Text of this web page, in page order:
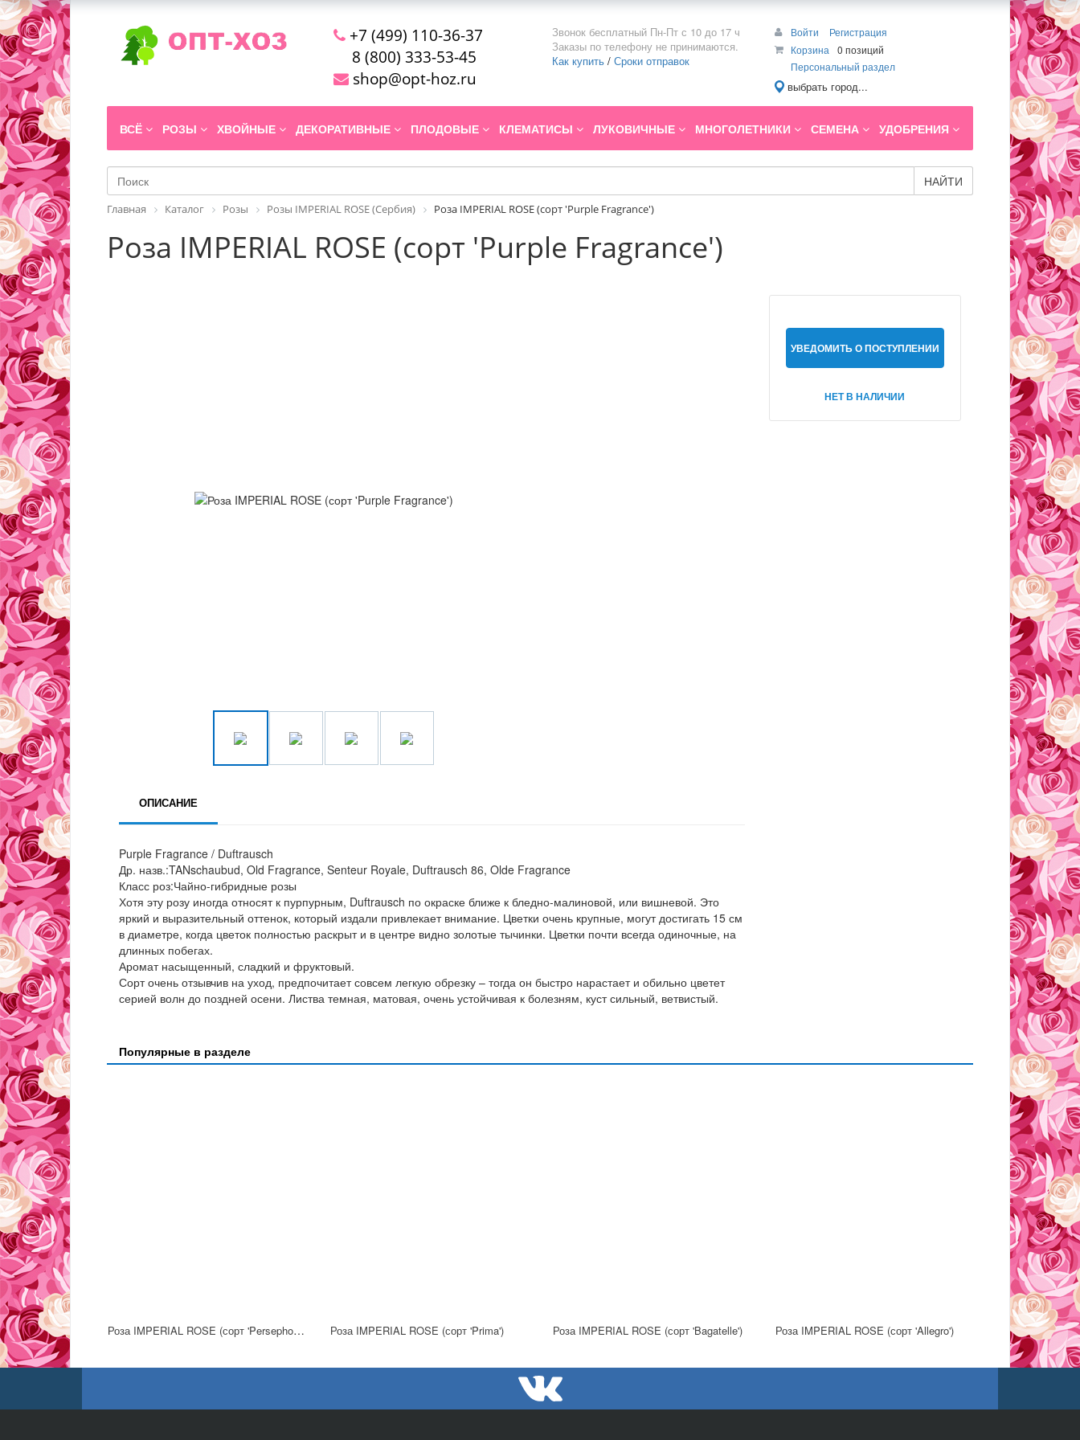
+7 (499) 110-36-37
8 (800) 333-53-45
shop@opt-hoz.ru
Звонок бесплатный Пн-Пт с 10 до 17 ч
Заказы по телефону не принимаются.
Как купить / Сроки отправок
Войти
Регистрация
Корзина
0 позиций
Персональный раздел
выбрать город...
ВСЁ РОЗЫ ХВОЙНЫЕ ДЕКОРАТИВНЫЕ ПЛОДОВЫЕ КЛЕМАТИСЫ ЛУКОВИЧНЫЕ МНОГОЛЕТНИКИ СЕМЕНА УДОБРЕНИЯ
НАЙТИ
Главная Каталог Розы Розы IMPERIAL ROSE (Сербия) Роза IMPERIAL ROSE (сорт 'Purple Fragrance')
Роза IMPERIAL ROSE (сорт 'Purple Fragrance')
УВЕДОМИТЬ О ПОСТУПЛЕНИИ
НЕТ В НАЛИЧИИ
ОПИСАНИЕ
Purple Fragrance / Duftrausch
Др. назв.:TANschaubud, Old Fragrance, Senteur Royale, Duftrausch 86, Olde Fragrance
Класс роз:Чайно-гибридные розы
Хотя эту розу иногда относят к пурпурным, Duftrausch по окраске ближе к бледно-малиновой, или вишневой. Это
яркий и выразительный оттенок, который издали привлекает внимание. Цветки очень крупные, могут достигать 15 см
в диаметре, когда цветок полностью раскрыт и в центре видно золотые тычинки. Цветки почти всегда одиночные, на
длинных побегах.
Аромат насыщенный, сладкий и фруктовый.
Сорт очень отзывчив на уход, предпочитает совсем легкую обрезку – тогда он быстро нарастает и обильно цветет
серией волн до поздней осени. Листва темная, матовая, очень устойчивая к болезням, куст сильный, ветвистый.
Популярные в разделе
Роза IMPERIAL ROSE (сорт 'Persephony') Роза IMPERIAL ROSE (сорт 'Prima') Роза IMPERIAL ROSE (сорт 'Bagatelle') Роза IMPERIAL ROSE (сорт 'Allegro')